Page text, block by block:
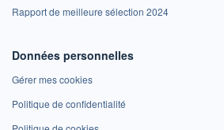
Rapport de meilleure sélection 2024
Données personnelles
Gérer mes cookies
Politique de confidentialité